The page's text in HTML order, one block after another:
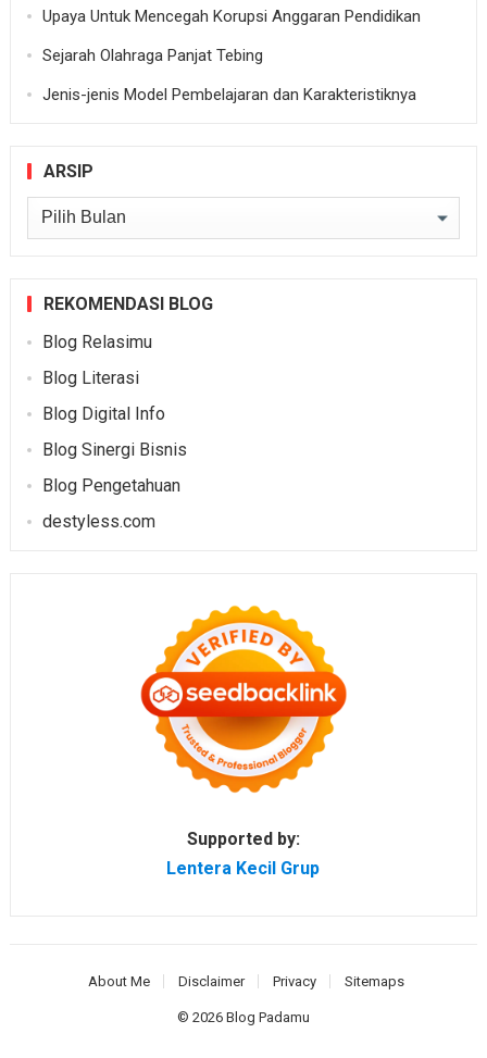
Upaya Untuk Mencegah Korupsi Anggaran Pendidikan
Sejarah Olahraga Panjat Tebing
Jenis-jenis Model Pembelajaran dan Karakteristiknya
ARSIP
Arsip
REKOMENDASI BLOG
Blog Relasimu
Blog Literasi
Blog Digital Info
Blog Sinergi Bisnis
Blog Pengetahuan
destyless.com
Supported by:
Lentera Kecil Grup
About Me Disclaimer Privacy Sitemaps
© 2026 Blog Padamu